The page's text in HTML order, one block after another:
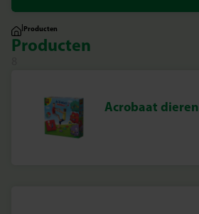
|Producten
Producten
Acrobaat dieren